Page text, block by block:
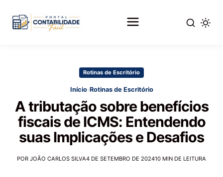
principal
Rotinas de Escritório
Início›Rotinas de Escritório
A tributação sobre benefícios
fiscais de ICMS: Entendendo
suas Implicações e Desafios
POR JOÃO CARLOS SILVA4 DE SETEMBRO DE 202410 MIN DE LEITURA